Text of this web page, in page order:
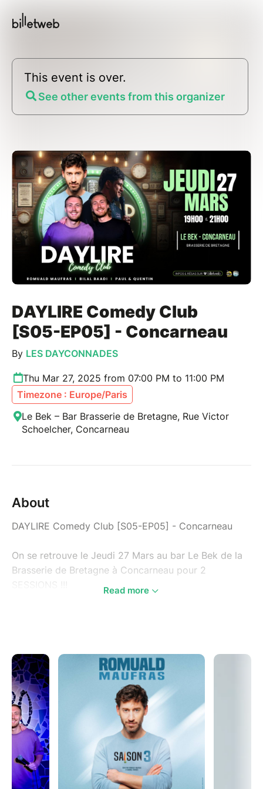
This event is over.
See other events from this organizer
DAYLIRE Comedy Club
[S05-EP05] - Concarneau
By LES DAYCONNADES
Thu Mar 27, 2025 from 07:00 PM to 11:00 PM
Timezone : Europe/Paris
Le Bek – Bar Brasserie de Bretagne, Rue Victor
Schoelcher, Concarneau
About
DAYLIRE Comedy Club [S05-EP05] - Concarneau
On se retrouve le Jeudi 27 Mars au bar Le Bek de la
Brasserie de Bretagne à Concarneau pour 2
> Bilal BAALI (@bilal.baali_)
> Paul & Quentin (@pauletquentin_)
Le tout orchestré par Éric GARNIER !
Session 1 à 19h00 – Session 2 à 21h00
Entrée : 7 €
Read more